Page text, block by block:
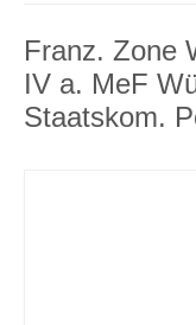
Franz. Zone
IV a. MeF
Staatskom.